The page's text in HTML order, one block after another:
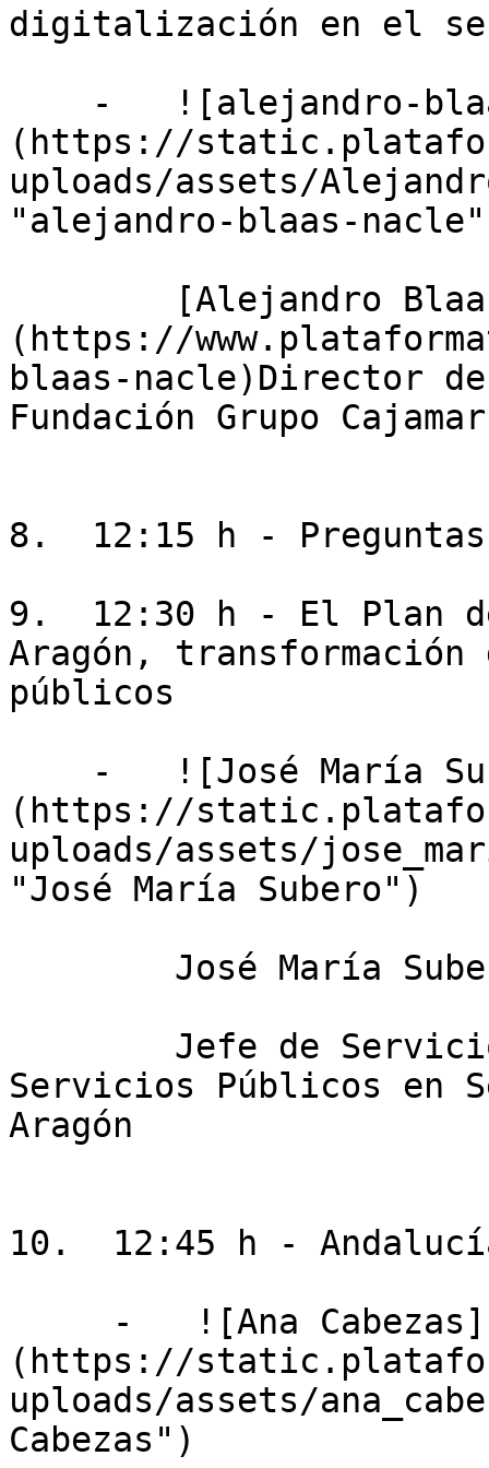
digitalización en el
(https://
uploads/assets/
"alejandro-blaas-
(https://
blaas-nacle)Director
Fundación Grupo
8.  12:15 h - Preguntas
9.  12:30 h - El Plan
Aragón,
públicos
(https://
uploads/assets/
"José María Subero")
Servicios Públicos en
Aragón
10.  12:45 h -
(https://
uploads/assets/
Cabezas")